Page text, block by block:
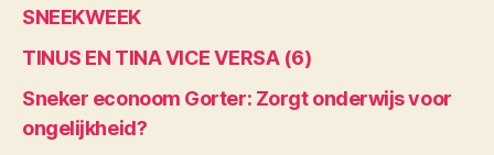
SNEEKWEEK
TINUS EN TINA VICE VERSA (6)
Sneker econoom Gorter: Zorgt onderwijs voor
ongelijkheid?